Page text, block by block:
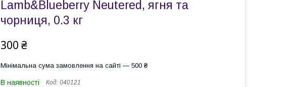
Lamb&Blueberry Neutered, ягня та
чорниця, 0.3 кг
300 ₴
Мінімальна сума замовлення на сайті — 500 ₴
В наявності Код: 040121